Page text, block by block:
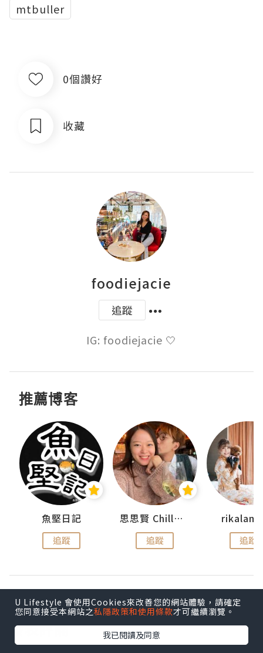
mtbuller
0個讚好
收藏
foodiejacie
追蹤
IG: foodiejacie 🤍
推薦博客
魚堅日記
追蹤
思思賢 ChillMyBabe
追蹤 追蹤
發表評論
U Lifestyle 會使用Cookies來改善您的網站體驗，請確定
您同意接受本網站之私隱政策和使用條款才可繼續瀏覽。
我已閱讀及同意